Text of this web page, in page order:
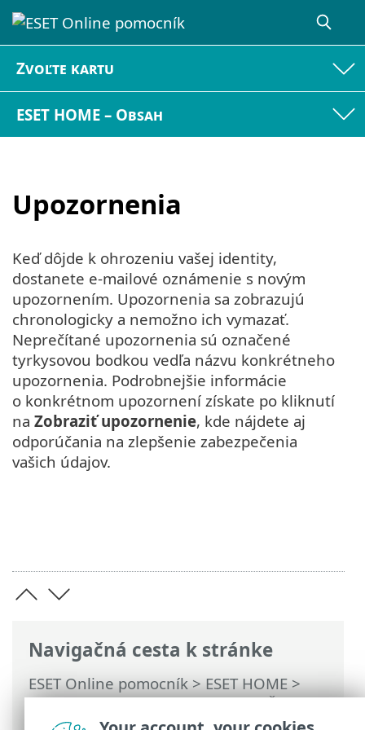
Zvoľte kartu
ESET HOME – Obsah
Upozornenia
Navigačná cesta k stránke
ESET Online pomocník>ESET HOME>
Práca s produktom ESET HOME>Členovia
Funkcie ESET priradené k členovi>ESET
Keď dôjde k ohrozeniu vašej identity,
dostanete e‑mailové oznámenie s novým
upozornením. Upozornenia sa zobrazujú
chronologicky a nemožno ich vymazať.
Neprečítané upozornenia sú označené
tyrkysovou bodkou vedľa názvu konkrétneho
upozornenia. Podrobnejšie informácie
o konkrétnom upozornení získate po kliknutí
na Zobraziť upozornenie, kde nájdete aj
odporúčania na zlepšenie zabezpečenia
vašich údajov.